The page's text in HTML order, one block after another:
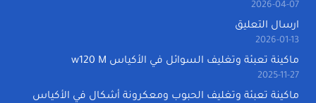
2026-04-07
ارسال التعليق
2026-01-13
ماكينة تعبئة وتغليف السوائل في الأكياس w120 M
2025-11-27
ماكينة تعبئة وتغليف الحبوب ومعكرونة أشكال في الأكياس